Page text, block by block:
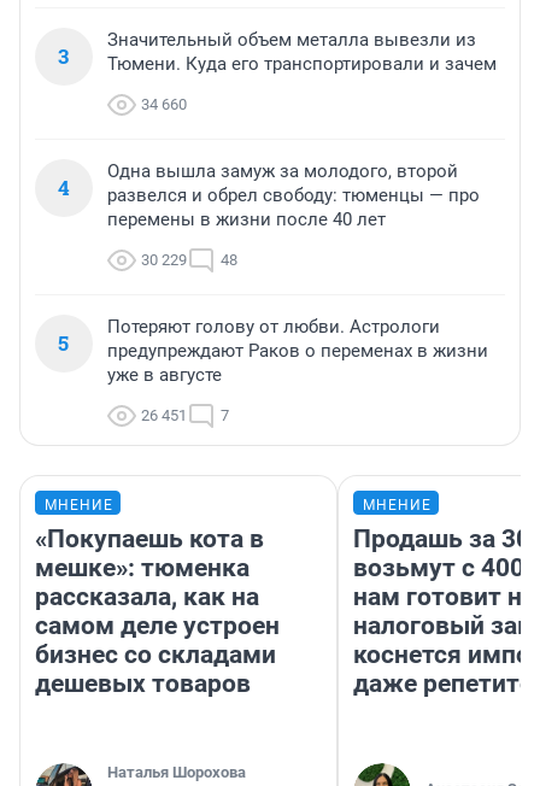
3
Значительный объем металла вывезли из
Тюмени. Куда его транспортировали и зачем
34 660
4
Одна вышла замуж за молодого, второй
развелся и обрел свободу: тюменцы — про
перемены в жизни после 40 лет
30 229 48
5
Потеряют голову от любви. Астрологи
предупреждают Раков о переменах в жизни
уже в августе
26 451 7
МНЕНИЕ
«Покупаешь кота в
мешке»: тюменка
рассказала, как на
самом деле устроен
бизнес со складами
дешевых товаров
Наталья Шорохова
МНЕНИЕ
Продашь за
возьмут с
нам готовит
налоговый
коснется
даже